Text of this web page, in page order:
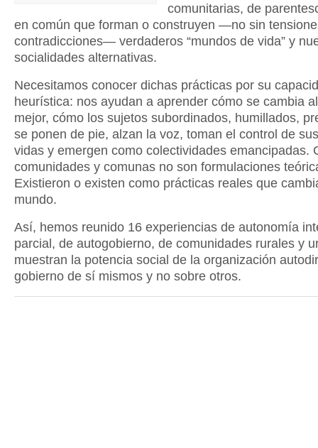
comunitarias, de
en común que forman o construyen —no sin
contradicciones— verdaderos “mundos de vida” y
socialidades alternativas.
Necesitamos conocer dichas prácticas por su
heurística: nos ayudan a aprender cómo se cambia
mejor, cómo los sujetos subordinados, humillados,
se ponen de pie, alzan la voz, toman el control de
vidas y emergen como colectividades emancipadas.
comunidades y comunas no son formulaciones
Existieron o existen como prácticas reales que
mundo.
Así, hemos reunido 16 experiencias de autonomía
parcial, de autogobierno, de comunidades rurales y
muestran la potencia social de la organización
gobierno de sí mismos y no sobre otros.